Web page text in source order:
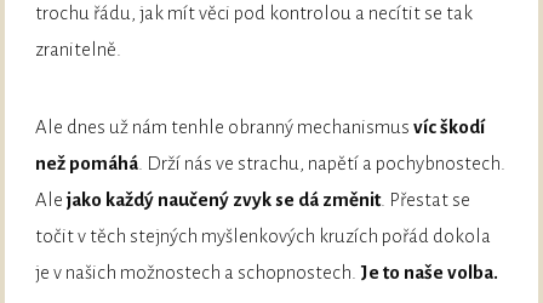
trochu řádu, jak mít věci pod kontrolou a necítit se tak
zranitelně.
Ale dnes už nám tenhle obranný mechanismusvíc škodí
než pomáhá . Drží nás ve strachu, napětí a pochybnostech.
Alejako každý naučený zvyk se dá změnit. Přestat se
točit v těch stejných myšlenkových kruzích pořád dokola
je v našich možnostech a schopnostech. Je to naše volba.